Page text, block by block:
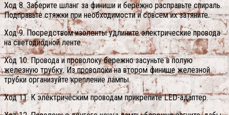
Ход 8. Заберите шланг за финиши и бережно расправьте спираль.
Подправьте стяжки при необходимости и совсем их затяните.
Ход 9. Посредством изоленты удлините электрические провода
на светодиодной ленте.
Ход 10. Провода и проволоку бережно засуньте в полую
железную трубку. Из проволоки на втором финише железной
трубки организуйте крепление лампы.
Ход 11. К электрическим проводам прикрепите LED-адаптер.